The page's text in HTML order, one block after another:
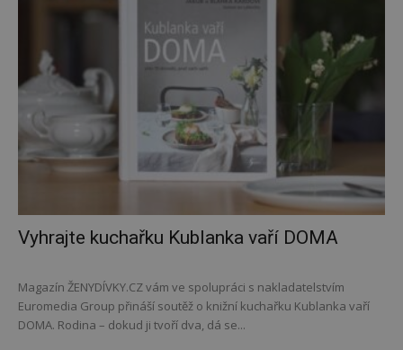
Vyhrajte kuchařku Kublanka vaří DOMA
Magazín ŽENYDÍVKY.CZ vám ve spolupráci s nakladatelstvím
Euromedia Group přináší soutěž o knižní kuchařku Kublanka vaří
DOMA. Rodina – dokud ji tvoří dva, dá se...